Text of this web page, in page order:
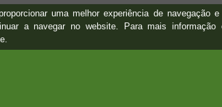
uma melhor experiência de navegação
a navegar no website. Para mais informação